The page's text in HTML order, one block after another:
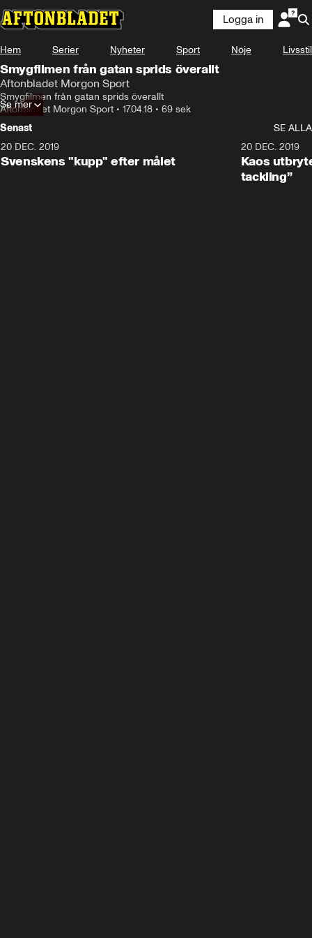
Logga in
Hem Serier Nyheter Sport Nöje Livsstil
Smygfilmen från gatan sprids överallt
Aftonbladet Morgon Sport
Smygfilmen från gatan sprids överallt
Aftonbladet Morgon Sport • 17.04.18 • 69 sek
Se mer
Senast
SE ALLA
20 DEC. 2019
Svenskens "kupp" efter målet
20 DEC. 2019
Kaos
tackling”